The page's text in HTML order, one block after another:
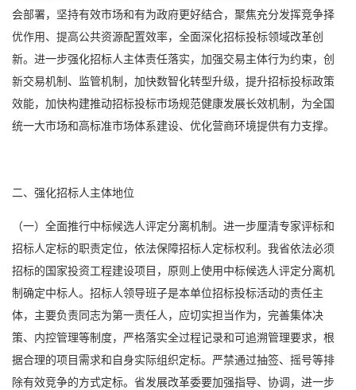
会部署，坚持有效市场和有为政府更好结合，聚焦充分发挥竞争择
优作用、提高公共资源配置效率，全面深化招标投标领域改革创
新。进一步强化招标人主体责任落实，加强交易主体行为约束，创
新交易机制、监管机制，加快数智化转型升级，提升招标投标政策
效能，加快构建推动招标投标市场规范健康发展长效机制，为全国
统一大市场和高标准市场体系建设、优化营商环境提供有力支撑。
二、强化招标人主体地位
（一）全面推行中标候选人评定分离机制。进一步厘清专家评标和
招标人定标的职责定位，依法保障招标人定标权利。我省依法必须
招标的国家投资工程建设项目，原则上使用中标候选人评定分离机
制确定中标人。招标人领导班子是本单位招标投标活动的责任主
体，主要负责同志为第一责任人，应切实担当作为，完善集体决
策、内控管理等制度，严格落实全过程记录和可追溯管理要求，根
据合理的项目需求和自身实际组织定标。严禁通过抽签、摇号等排
除有效竞争的方式定标。省发展改革委要加强指导、协调，进一步